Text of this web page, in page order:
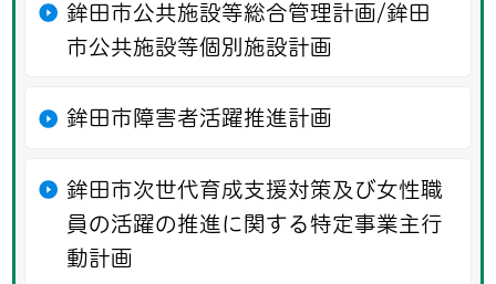
鉾田市公共施設等総合管理計画/鉾田
市公共施設等個別施設計画
鉾田市障害者活躍推進計画
鉾田市次世代育成支援対策及び女性職
員の活躍の推進に関する特定事業主行
動計画